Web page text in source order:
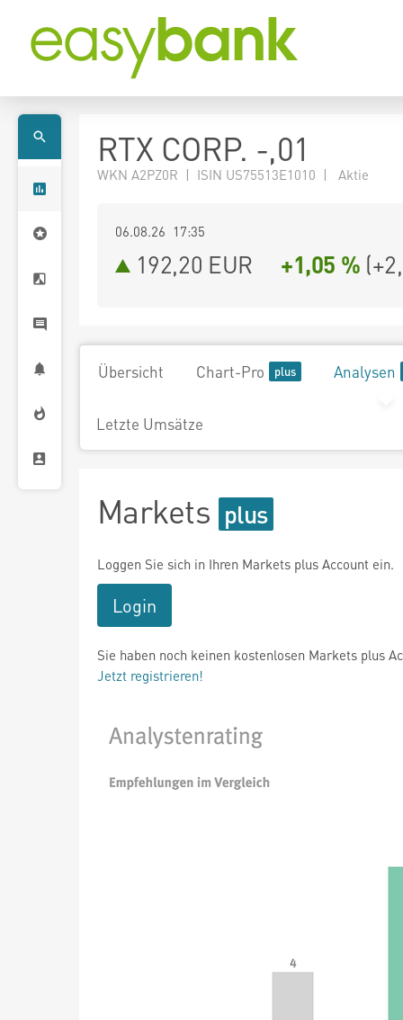
RTX CORP. -,01
WKN A2PZ0R | ISIN US75513E1010 | Aktie
06.08.26 17:35
192,20 EUR +1,05 % (
Übersicht Chart-Pro Analysen
Letzte Umsätze
Markets
Loggen Sie sich in Ihren Markets plus Account ein.
Login
Sie haben noch keinen kostenlosen Markets plus
Jetzt registrieren!